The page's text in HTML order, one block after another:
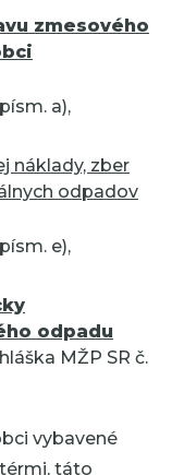
zmesového
a),
náklady, zber
odpadov
e),
odpadu
MŽP SR č.
vybavené
táto